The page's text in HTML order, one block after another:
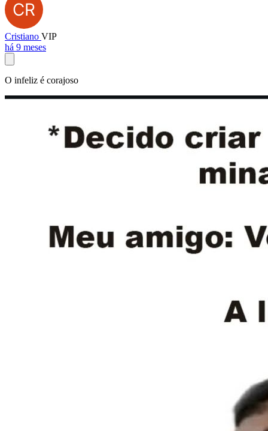
Cristiano VIP
há 9 meses
O infeliz é corajoso